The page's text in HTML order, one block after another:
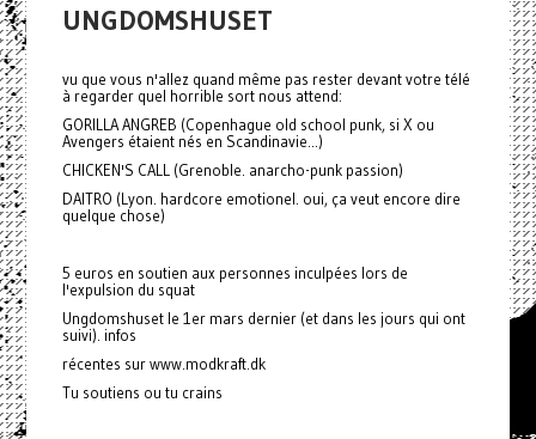
UNGDOMSHUSET
vu que vous n'allez quand même pas rester devant votre télé
à regarder quel horrible sort nous attend:
GORILLA ANGREB (Copenhague old school punk, si X ou
Avengers étaient nés en Scandinavie...)
CHICKEN'S CALL (Grenoble. anarcho-punk passion)
DAITRO (Lyon. hardcore emotionel. oui, ça veut encore dire
quelque chose)
5 euros en soutien aux personnes inculpées lors de
l'expulsion du squat
Ungdomshuset le 1er mars dernier (et dans les jours qui ont
suivi). infos
récentes sur www.modkraft.dk
Tu soutiens ou tu crains